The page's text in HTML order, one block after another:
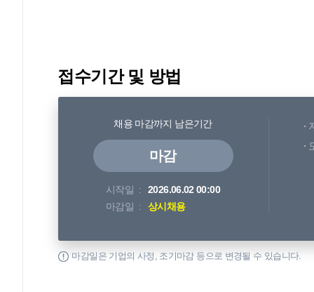
접수기간 및 방법
채용 마감까지 남은기간
마감
시작일
2026.06.02 00:00
마감일
상시채용
마감일은 기업의 사정, 조기마감 등으로 변경될 수 있습니다.